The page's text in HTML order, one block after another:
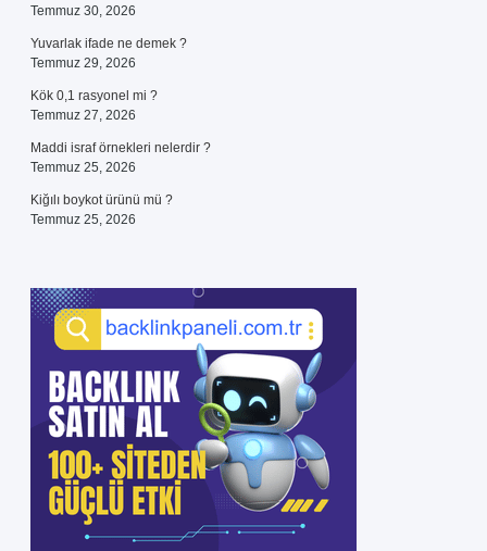
Temmuz 30, 2026
Yuvarlak ifade ne demek ?
Temmuz 29, 2026
Kök 0,1 rasyonel mi ?
Temmuz 27, 2026
Maddi israf örnekleri nelerdir ?
Temmuz 25, 2026
Kiğılı boykot ürünü mü ?
Temmuz 25, 2026